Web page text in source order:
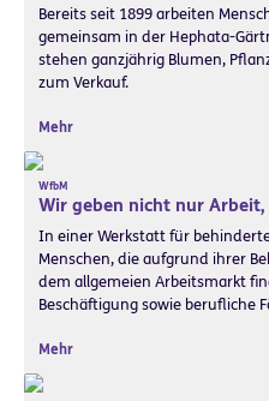
Bereits seit 1899 arbeiten
gemeinsam in der Hephata-
stehen ganzjährig Blumen,
zum Verkauf.
Mehr
WfbM
Wir geben nicht nur Arbeit,
In einer Werkstatt für
Menschen, die aufgrund ihrer
dem allgemeien Arbeitsmarkt
Beschäftigung sowie berufliche
Mehr